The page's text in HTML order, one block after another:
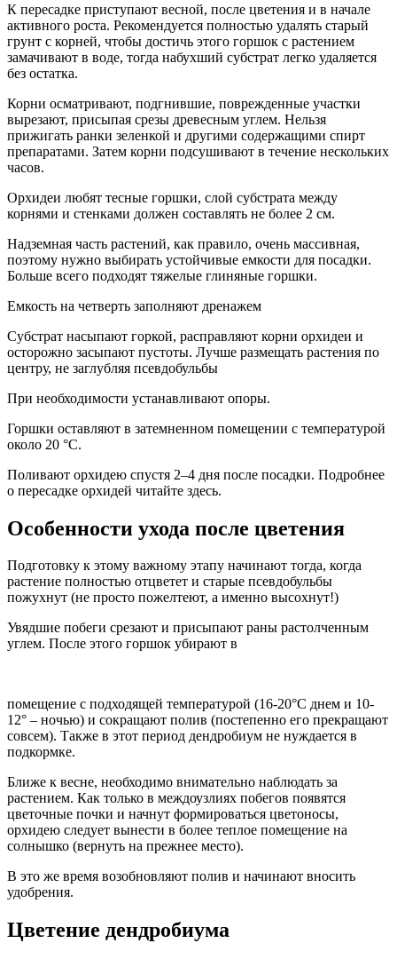
К пересадке приступают весной, после цветения и в начале
активного роста. Рекомендуется полностью удалять старый
грунт с корней, чтобы достичь этого горшок с растением
замачивают в воде, тогда набухший субстрат легко удаляется
без остатка.
Корни осматривают, подгнившие, поврежденные участки
вырезают, присыпая срезы древесным углем. Нельзя
прижигать ранки зеленкой и другими содержащими спирт
препаратами. Затем корни подсушивают в течение нескольких
часов.
Орхидеи любят тесные горшки, слой субстрата между
корнями и стенками должен составлять не более 2 см.
Надземная часть растений, как правило, очень массивная,
поэтому нужно выбирать устойчивые емкости для посадки.
Больше всего подходят тяжелые глиняные горшки.
Емкость на четверть заполняют дренажем
Субстрат насыпают горкой, расправляют корни орхидеи и
осторожно засыпают пустоты. Лучше размещать растения по
центру, не заглубляя псевдобульбы
При необходимости устанавливают опоры.
Горшки оставляют в затемненном помещении с температурой
около 20 °C.
Поливают орхидею спустя 2–4 дня после посадки. Подробнее
о пересадке орхидей читайте здесь.
Особенности ухода после цветения
Подготовку к этому важному этапу начинают тогда, когда
растение полностью отцветет и старые псевдобульбы
пожухнут (не просто пожелтеют, а именно высохнут!)
Увядшие побеги срезают и присыпают раны растолченным
углем. После этого горшок убирают в
помещение с подходящей температурой (16-20°С днем и 10-
12° – ночью) и сокращают полив (постепенно его прекращают
совсем). Также в этот период дендробиум не нуждается в
подкормке.
Ближе к весне, необходимо внимательно наблюдать за
растением. Как только в междоузлиях побегов появятся
цветочные почки и начнут формироваться цветоносы,
орхидею следует вынести в более теплое помещение на
солнышко (вернуть на прежнее место).
В это же время возобновляют полив и начинают вносить
удобрения.
Цветение дендробиума